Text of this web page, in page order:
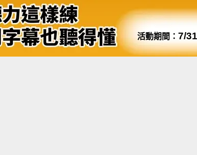
活動期間： 7/